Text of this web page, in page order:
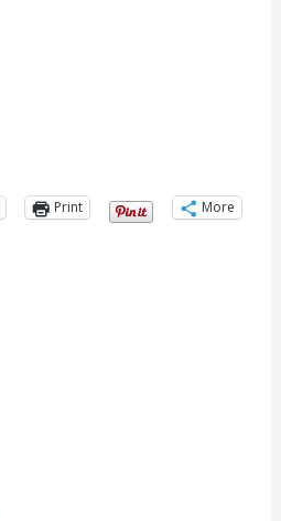
Print More